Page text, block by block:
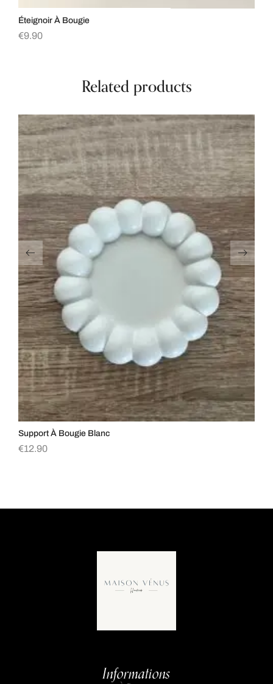
Éteignoir À Bougie
€9.90
Related products
Support À Bougie Blanc
€12.90
Informations